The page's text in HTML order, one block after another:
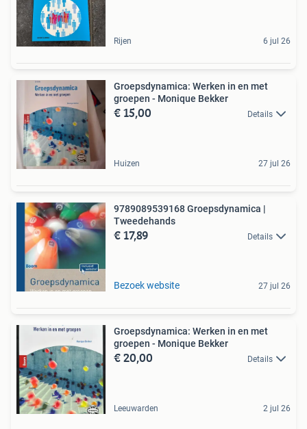
Rijen 6 jul 26
Groepsdynamica: Werken in en met
groepen - Monique Bekker
€ 15,00 Details
Huizen 27 jul 26
9789089539168 Groepsdynamica |
Tweedehands
€ 17,89 Details
Bezoek website 27 jul 26
Groepsdynamica: Werken in en met
groepen - Monique Bekker
€ 20,00 Details
Leeuwarden 2 jul 26